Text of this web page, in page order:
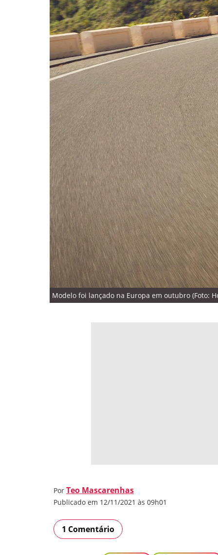
Modelo foi lançado na Europa em outubro (Foto:
Por Teo Mascarenhas
Publicado em 12/11/2021 às 09h01
1 Comentário